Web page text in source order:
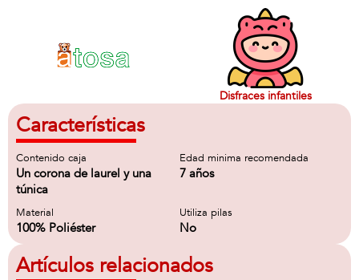
Disfraces infantiles
Características
Contenido caja
Un corona de laurel y una
túnica
Edad minima recomendada
7 años
Material
100% Poliéster
Utiliza pilas
No
Artículos relacionados